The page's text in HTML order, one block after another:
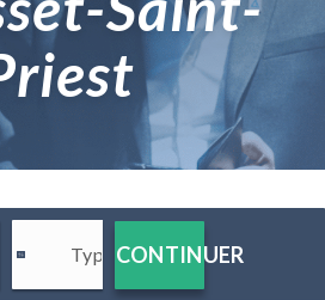
CONTINUER